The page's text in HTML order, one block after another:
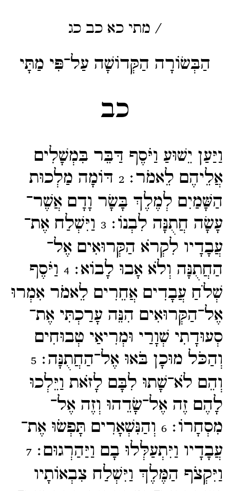
/ מתי כא כב כג
הַבְּשׂוֹרָה הַקְּדוֹשָׁה עַל־פִּי מַתָּי
כב
וַיַּעַן יֵשׁוּעַ וַיֹּסֶף דַּבֵּר בִּמְשָׁלִים
אֲלֵיהֶם לֵאמֹר׃2 דּוֹמָה מַלְכוּת
הַשָּׁמַיִם לְמֶלֶךְ בָּשָׂר וָדָם אֲשֶׁר־​
עָשָׂה חֲתֻנָּה לִבְנוֹ׃3 וַיִּשְׁלַח אֶת־​
עֲבָדָיו לִקְרֹא הַקְּרוּאִים אֶל־​
הַחֲתֻנָּה וְלֹא אָבוּ לָבוֹא׃4 וַיֹּסֶף
שְׁלֹחַ עֲבָדִים אֲחֵרִים לֵאמֹר אִמְרוּ
אֶל־​הַקְּרוּאִים הִנֵּה עָרַכְתִּי אֶת־​
סְעוּדָתִי שְׁוָרַי וּמְרִיאַי טְבוּחִים
וְהַכֹּל מוּכָן בֹּאוּ אֶל־​הַחֲתֻנָּה׃5
וְהֵם לֹא־​שָׁתוּ לִבָּם לָזֹאת וַיֵּלְכוּ
לָהֶם זֶה אֶל־​שָׂדֵהוּ וְזֶה אֶל־​
מִסְחָרוֹ׃6 וְהַנִּשְׁאָרִים תָּפְשֹוּ אֶת־​
עֲבָדָיו וַיִּתְעַלְּלוּ בָם וַיַּהַרְגוּם׃7
וַיִּקְצֹף הַמֶּלֶךְ וַיִּשְׁלַח צִבְאוֹתָיו